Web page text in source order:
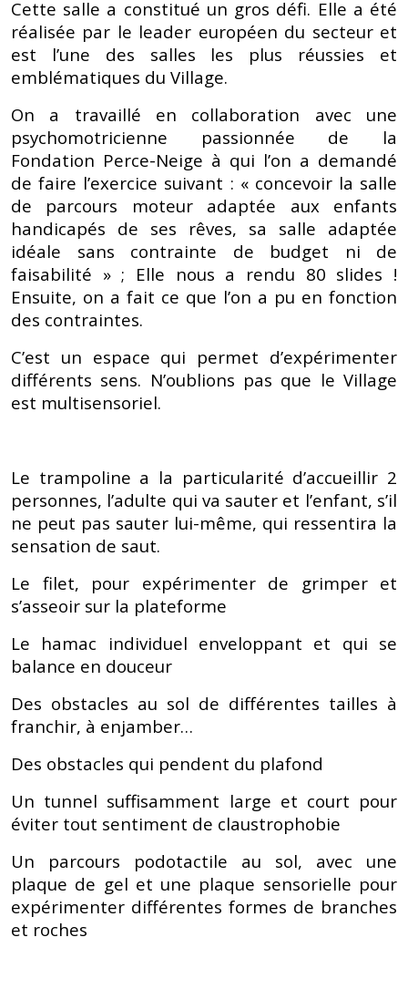
Cette salle a constitué un gros défi. Elle a été
réalisée par le leader européen du secteur et
est l’une des salles les plus réussies et
emblématiques du Village.
On a travaillé en collaboration avec une
psychomotricienne passionnée de la
Fondation Perce-Neige à qui l’on a demandé
de faire l’exercice suivant : « concevoir la salle
de parcours moteur adaptée aux enfants
handicapés de ses rêves, sa salle adaptée
idéale sans contrainte de budget ni de
faisabilité » ; Elle nous a rendu 80 slides !
Ensuite, on a fait ce que l’on a pu en fonction
des contraintes.
C’est un espace qui permet d’expérimenter
différents sens. N’oublions pas que le Village
est multisensoriel.
Le trampoline a la particularité d’accueillir 2
personnes, l’adulte qui va sauter et l’enfant, s’il
ne peut pas sauter lui-même, qui ressentira la
sensation de saut.
Le filet, pour expérimenter de grimper et
s’asseoir sur la plateforme
Le hamac individuel enveloppant et qui se
balance en douceur
Des obstacles au sol de différentes tailles à
franchir, à enjamber…
Des obstacles qui pendent du plafond
Un tunnel suffisamment large et court pour
éviter tout sentiment de claustrophobie
Un parcours podotactile au sol, avec une
plaque de gel et une plaque sensorielle pour
expérimenter différentes formes de branches
et roches